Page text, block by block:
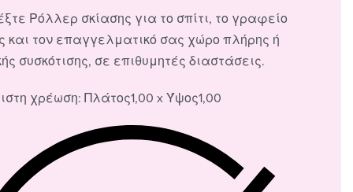
Ρόλλερ σκίασης για το σπίτι, το γραφείο
και τον επαγγελματικό σας χώρο πλήρης ή
συσκότισης, σε επιθυμητές διαστάσεις.
χρέωση: Πλάτος1,00 x Ύψος1,00